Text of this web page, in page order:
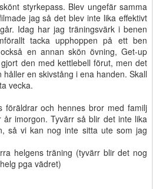
styrkepass. Blev ungefär samma
jag så det blev inte lika effektivt
Idag har jag träningsvärk i benen
tacka upphoppen på ett ben
en annan skön övning, Get-up
den med kettlebell förut, men det
en skivstång i ena handen. Skall
vecka.
föräldrar och hennes bror med familj
imorgon. Tyvärr så blir det inte lika
så vi kan nog inte sitta ute som jag
helgens träning (tyvärr blir det nog
pga vädret)